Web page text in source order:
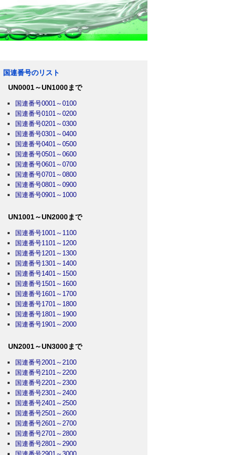
国連番号のリスト
UN0001～UN1000まで
国連番号0001～0100
国連番号0101～0200
国連番号0201～0300
国連番号0301～0400
国連番号0401～0500
国連番号0501～0600
国連番号0601～0700
国連番号0701～0800
国連番号0801～0900
国連番号0901～1000
UN1001～UN2000まで
国連番号1001～1100
国連番号1101～1200
国連番号1201～1300
国連番号1301～1400
国連番号1401～1500
国連番号1501～1600
国連番号1601～1700
国連番号1701～1800
国連番号1801～1900
国連番号1901～2000
UN2001～UN3000まで
国連番号2001～2100
国連番号2101～2200
国連番号2201～2300
国連番号2301～2400
国連番号2401～2500
国連番号2501～2600
国連番号2601～2700
国連番号2701～2800
国連番号2801～2900